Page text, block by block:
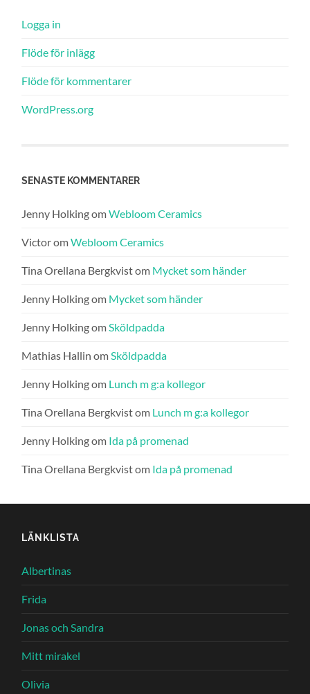
Logga in
Flöde för inlägg
Flöde för kommentarer
WordPress.org
SENASTE KOMMENTARER
Jenny HolkingomWebloom Ceramics
VictoromWebloom Ceramics
Tina Orellana Bergkvistom Mycket som händer
Jenny Holkingom Mycket som händer
Jenny HolkingomSköldpadda
Mathias Hallin omSköldpadda
Jenny Holkingom Lunch m g:a kollegor
Tina Orellana Bergkvistom Lunch m g:a kollegor
Jenny Holkingom Ida på promenad
Tina Orellana Bergkvistom Ida på promenad
LÄNKLISTA
Albertinas
Frida
Jonas och Sandra
Mitt mirakel
Olivia